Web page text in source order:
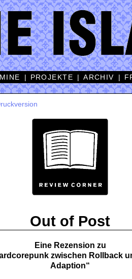
| PROJEKTE |ARCHIV |
Out of Post
Eine Rezension zu
zwischen Rollback
Adaption“